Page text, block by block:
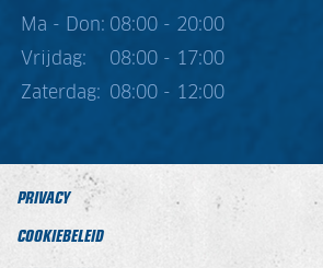
Ma - Don: 08:00 - 20:00
Vrijdag:
08:00 - 17:00
Zaterdag:
08:00 - 12:00
PRIVACY
COOKIEBELEID